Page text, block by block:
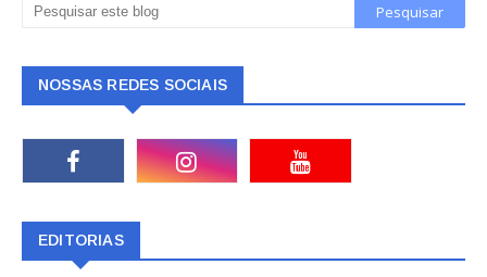
NOSSAS REDES SOCIAIS
EDITORIAS